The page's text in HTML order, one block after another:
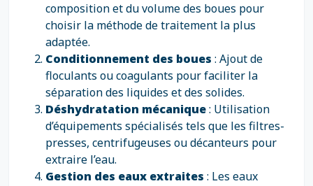
composition et du volume des boues pour
choisir la méthode de traitement la plus
adaptée.
Conditionnement des boues : Ajout de
floculants ou coagulants pour faciliter la
séparation des liquides et des solides.
Déshydratation mécanique: Utilisation
d’équipements spécialisés tels que les filtres-
presses, centrifugeuses ou décanteurs pour
extraire l’eau.
Gestion des eaux extraites : Les eaux